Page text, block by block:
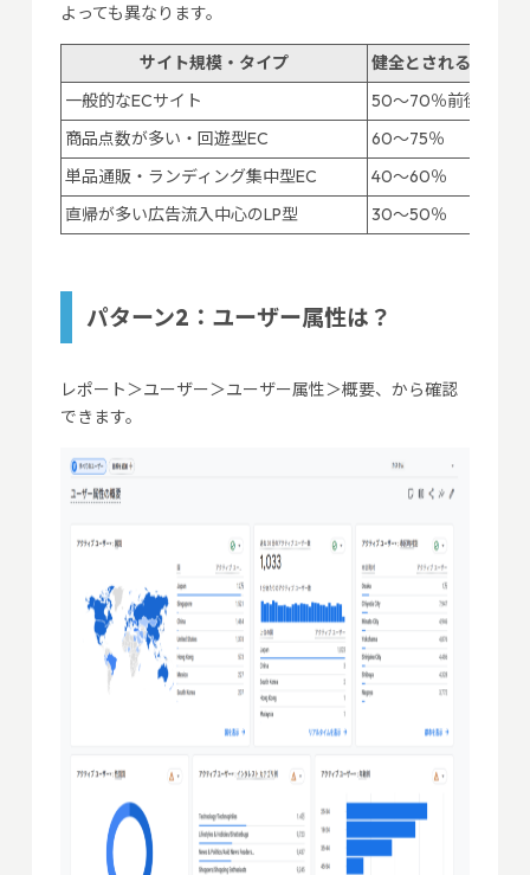
よっても異なります。
サイト規模・タイプ
健全とされるエンゲ
一般的なECサイト
50～70％前後
商品点数が多い・回遊型EC
60～75％
単品通販・ランディング集中型EC
40～60％
直帰が多い広告流入中心のLP型
30～50％
パターン2：ユーザー属性は？
レポート＞ユーザー＞ユーザー属性＞概要、から確認
できます。